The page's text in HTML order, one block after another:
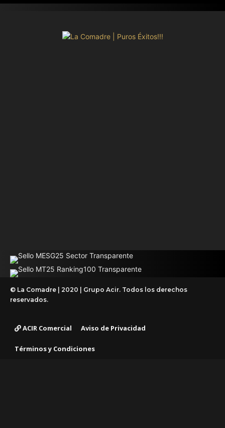
© La Comadre | 2020 | Grupo Acir. Todos los derechos
reservados.
ACIR Comercial Aviso de Privacidad
Términos y Condiciones